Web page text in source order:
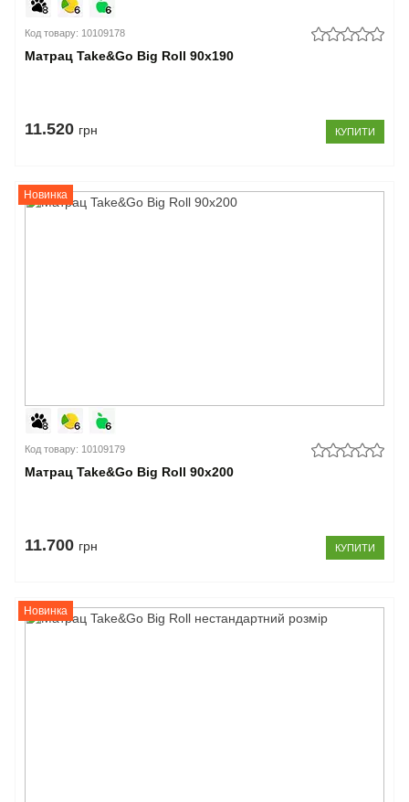
Код товару: 10109178
Матрац Take&Go Big Roll 90x190
11.520 грн КУПИТИ
Новинка
Код товару: 10109179
Матрац Take&Go Big Roll 90x200
11.700 грн КУПИТИ
Новинка